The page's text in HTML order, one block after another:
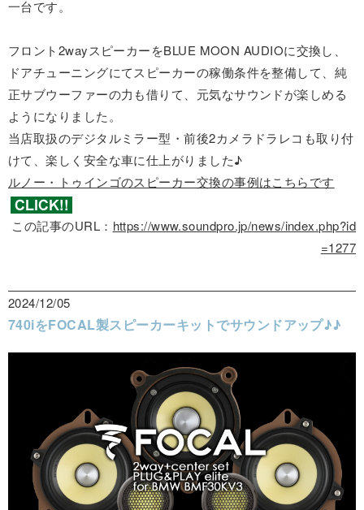
一台です。
フロント2wayスピーカーをBLUE MOON AUDIOに交換し、
ドアチューニングにてスピーカーの稼働条件を整備して、純
正サブウーファーの力も借りて、元気なサウンドが楽しめる
ようになりました。
当店取扱のデジタルミラー型・前後2カメラドラレコも取り付
けて、楽しく安全な車に仕上がりました♪
ルノー・トゥインゴのスピーカー交換の事例はこちらです
この記事のURL： https://www.soundpro.jp/news/index.php?id
=1277
2024/12/05
740iをFOCAL製スピーカーキットでサウンドアップ♪♪